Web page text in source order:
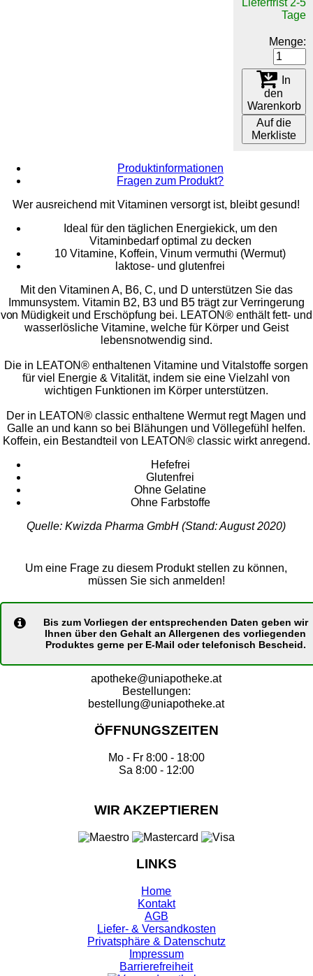
Tage
Menge:
In
den
Warenkorb
Auf die
Merkliste
Produktinformationen
Fragen zum Produkt?
Wer ausreichend mit Vitaminen versorgt ist, bleibt gesund!
Ideal für den täglichen Energiekick, um den
Vitaminbedarf optimal zu decken
10 Vitamine, Koffein, Vinum vermuthi (Wermut)
laktose- und glutenfrei
Mit den Vitaminen A, B6, C, und D unterstützen Sie das
Immunsystem. Vitamin B2, B3 und B5 trägt zur Verringerung
von Müdigkeit und Erschöpfung bei. LEATON® enthält fett- und
wasserlösliche Vitamine, welche für Körper und Geist
lebensnotwendig sind.
Die in LEATON® enthaltenen Vitamine und Vitalstoffe sorgen
für viel Energie & Vitalität, indem sie eine Vielzahl von
wichtigen Funktionen im Körper unterstützen.
Der in LEATON® classic enthaltene Wermut regt Magen und
Galle an und kann so bei Blähungen und Völlegefühl helfen.
Koffein, ein Bestandteil von LEATON® classic wirkt anregend.
Hefefrei
Glutenfrei
Ohne Gelatine
Ohne Farbstoffe
Quelle: Kwizda Pharma GmbH (Stand: August 2020)
Um eine Frage zu diesem Produkt stellen zu können,
müssen Sie sich anmelden!
Bis zum Vorliegen der entsprechenden Daten geben wir
Ihnen über den Gehalt an Allergenen des vorliegenden
Produktes gerne per E-Mail oder telefonisch Bescheid.
apotheke@uniapotheke.at
Bestellungen:
bestellung@uniapotheke.at
ÖFFNUNGSZEITEN
Mo - Fr 8:00 - 18:00
Sa 8:00 - 12:00
WIR AKZEPTIEREN
LINKS
Home
Kontakt
AGB
Liefer- & Versandkosten
Privatsphäre & Datenschutz
Impressum
Barrierefreiheit